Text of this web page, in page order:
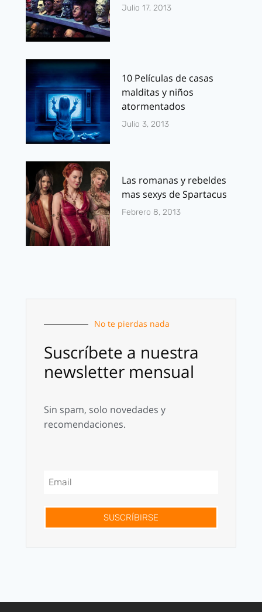
Julio 17, 2013
10 Películas de casas
malditas y niños
atormentados
Julio 3, 2013
Las romanas y rebeldes
mas sexys de Spartacus
Febrero 8, 2013
No te pierdas nada
Suscríbete a nuestra
newsletter mensual
Sin spam, solo novedades y
recomendaciones.
SUSCRÍBIRSE